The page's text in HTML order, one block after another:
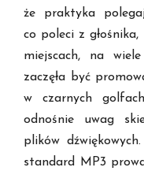
że praktyka
co poleci z głośnika,
miejscach, na
zaczęła być
w czarnych
odnośnie uwag
plików
standard MP3